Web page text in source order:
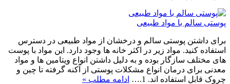
پوستی سالم با مواد طبیعی
برای داشتن پوستی سالم و درخشان از مواد طبیعی در دسترس
استفاده کنید. مواد زیر در اکثر خانه ها وجود دارد. این مواد با پوست
های مختلف سازگار بوده و به دلیل داشتن انواع ویتامین ها و مواد
معدنی برای درمان انواع مشکلات پوستی از آکنه گرفته تا چین و
چروک قابل استفاده اند. 1.…
ادامه مطلب »